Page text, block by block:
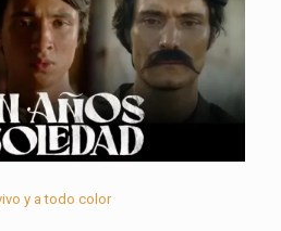
y a todo color